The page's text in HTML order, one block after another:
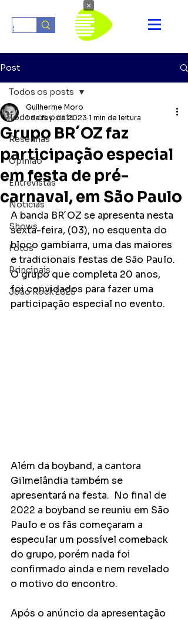
Post
Todos os posts
Resenhas
Opinião
Entrevistas
Notícias
Shows
Fotos
Principais
João Rock 2025
Todos os posts
Grupo BR´OZ faz
participação especial
em festa de pré-
carnaval, em São Paulo
Guilherme Moro
1 de fev. de 2023 1 min de leitura
A banda BR´OZ se apresenta nesta
sexta-feira, (03), no esquenta do
bloco gambiarra, uma das maiores
e tradicionais festas de São Paulo.
O grupo que completa 20 anos,
foi convidados para fazer uma
participação especial no evento.
Além da boyband, a cantora
Gilmelândia também se
apresentará na festa.  No final de
2022 a boyband se reuniu em São
Paulo e os fãs começaram a
especular um possível comeback
do grupo, porém nada foi
confirmado ainda e nem revelado
o motivo do encontro.
Após o anúncio da apresentação
×